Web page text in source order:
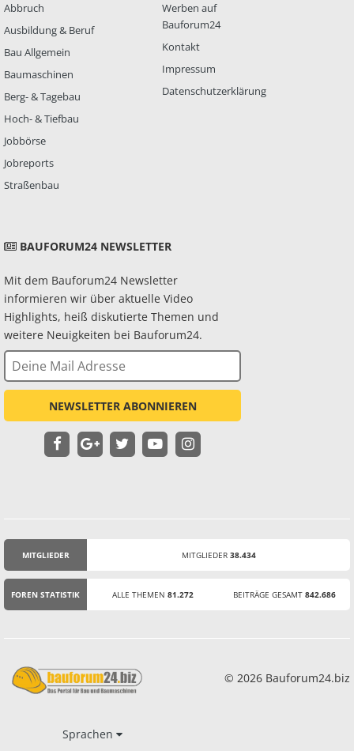
Abbruch
Ausbildung & Beruf
Bau Allgemein
Baumaschinen
Berg- & Tagebau
Hoch- & Tiefbau
Jobbörse
Jobreports
Straßenbau
Werben auf
Bauforum24
Kontakt
Impressum
Datenschutzerklärung
BAUFORUM24 NEWSLETTER
Mit dem Bauforum24 Newsletter
informieren wir über aktuelle Video
Highlights, heiß diskutierte Themen und
weitere Neuigkeiten bei Bauforum24.
NEWSLETTER ABONNIEREN
MITGLIEDER MITGLIEDER 38.434
FOREN STATISTIK ALLE THEMEN 81.272 BEITRÄGE GESAMT 842.686
© 2026 Bauforum24.biz
Sprachen